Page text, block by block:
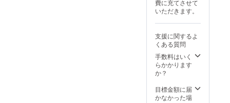
費に充てさせて
いただきます。
支援に関するよ
くある質問
手数料はいく
らかかります
か？
目標金額に届
かなかった場